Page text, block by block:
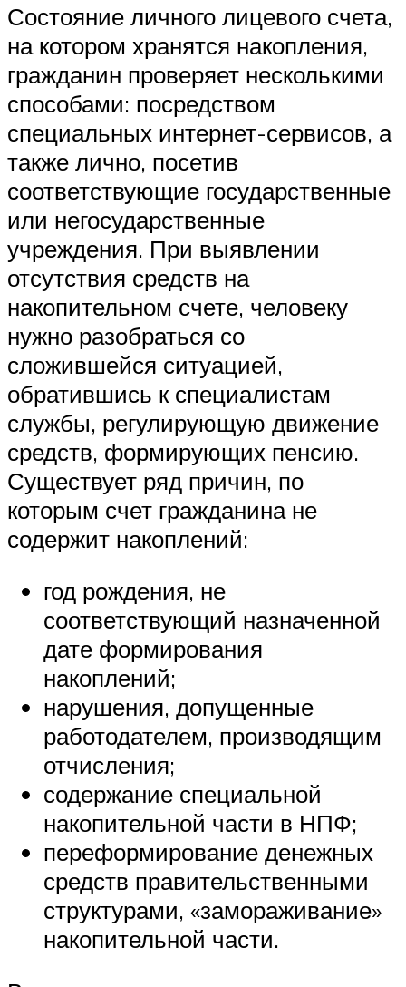
Состояние личного лицевого счета,
на котором хранятся накопления,
гражданин проверяет несколькими
способами: посредством
специальных интернет-сервисов, а
также лично, посетив
соответствующие государственные
или негосударственные
учреждения. При выявлении
отсутствия средств на
накопительном счете, человеку
нужно разобраться со
сложившейся ситуацией,
обратившись к специалистам
службы, регулирующую движение
средств, формирующих пенсию.
Существует ряд причин, по
которым счет гражданина не
содержит накоплений:
год рождения, не
соответствующий назначенной
дате формирования
накоплений;
нарушения, допущенные
работодателем, производящим
отчисления;
содержание специальной
накопительной части в НПФ;
переформирование денежных
средств правительственными
структурами, «замораживание»
накопительной части.